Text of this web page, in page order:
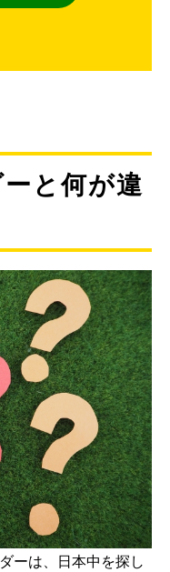
と何が違
ーは、日本中を探し